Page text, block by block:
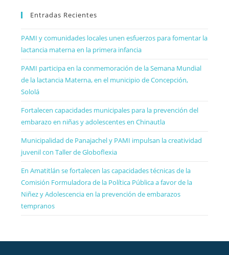
Entradas Recientes
PAMI y comunidades locales unen esfuerzos para fomentar la
lactancia materna en la primera infancia
PAMI participa en la conmemoración de la Semana Mundial
de la lactancia Materna, en el municipio de Concepción,
Sololá
Fortalecen capacidades municipales para la prevención del
embarazo en niñas y adolescentes en Chinautla
Municipalidad de Panajachel y PAMI impulsan la creatividad
juvenil con Taller de Globoflexia
En Amatitlán se fortalecen las capacidades técnicas de la
Comisión Formuladora de la Política Pública a favor de la
Niñez y Adolescencia en la prevención de embarazos
tempranos